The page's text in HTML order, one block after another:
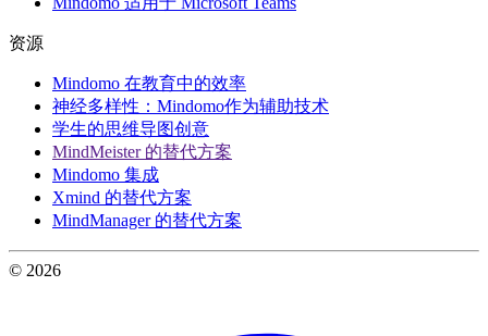
资源
Mindomo 在教育中的效率
神经多样性：Mindomo作为辅助技术
学生的思维导图创意
MindMeister 的替代方案
Mindomo 集成
Xmind 的替代方案
MindManager 的替代方案
© 2026